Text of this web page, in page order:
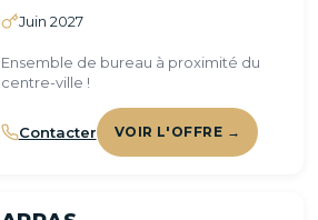
Juin 2027
Ensemble de bureau à proximité du
centre-ville !
Contacter VOIR L'OFFRE →